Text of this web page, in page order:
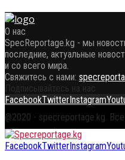
О нас
SpecReportage.kg - мы
последние, актуальные
и со всего мира.
Свяжитесь с нами:
Подписывайтесь на нас
FacebookTwitterInstagram
@2020 - specreportage.kg.
FacebookTwitterInstagram